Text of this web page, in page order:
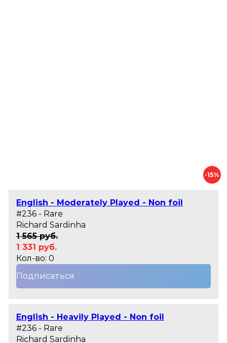
-15%
English - Moderately Played - Non foil
#236 - Rare
Richard Sardinha
1 565 руб.
1 331 руб.
Кол-во: 0
Подписаться
English - Heavily Played - Non foil
#236 - Rare
Richard Sardinha